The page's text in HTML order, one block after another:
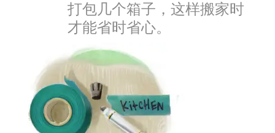
打包几个箱子，这样搬家时
才能省时省心。